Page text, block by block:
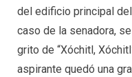
del edificio principal
caso de la senadora,
grito de “Xóchitl,
aspirante quedó una